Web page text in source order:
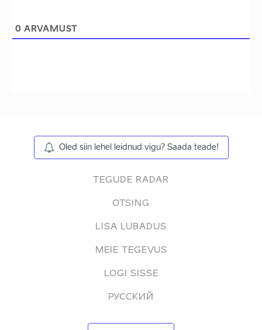
0 ARVAMUST
Oled siin lehel leidnud vigu? Saada teade!
TEGUDE RADAR
OTSING
LISA LUBADUS
MEIE TEGEVUS
LOGI SISSE
РУССКИЙ